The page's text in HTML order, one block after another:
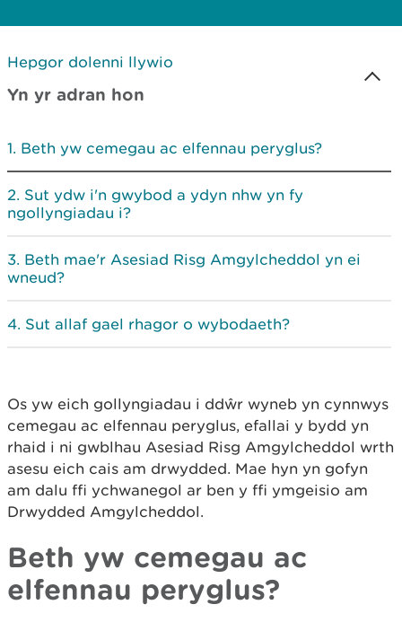
Hepgor dolenni llywio
Yn yr adran hon
Beth yw cemegau ac elfennau peryglus?
Sut ydw i'n gwybod a ydyn nhw yn fy
ngollyngiadau i?
Beth mae'r Asesiad Risg Amgylcheddol yn ei
wneud?
Sut allaf gael rhagor o wybodaeth?
Os yw eich gollyngiadau i ddŵr wyneb yn cynnwys
cemegau ac elfennau peryglus, efallai y bydd yn
rhaid i ni gwblhau Asesiad Risg Amgylcheddol wrth
asesu eich cais am drwydded. Mae hyn yn gofyn
am dalu ffi ychwanegol ar ben y ffi ymgeisio am
Drwydded Amgylcheddol.
Beth yw cemegau ac
elfennau peryglus?